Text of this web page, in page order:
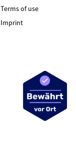
Terms of use
Imprint